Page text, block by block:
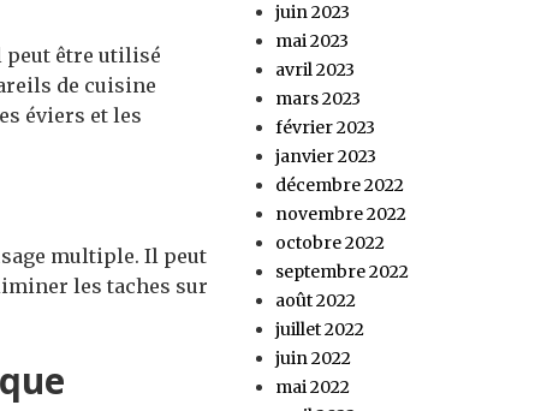
peut être utilisé
de cuisine
éviers et les
multiple. Il peut
les taches sur
juin 2023
mai 2023
avril 2023
mars 2023
février 2023
janvier 2023
décembre 2022
novembre 2022
octobre 2022
septembre 2022
août 2022
juillet 2022
juin 2022
mai 2022